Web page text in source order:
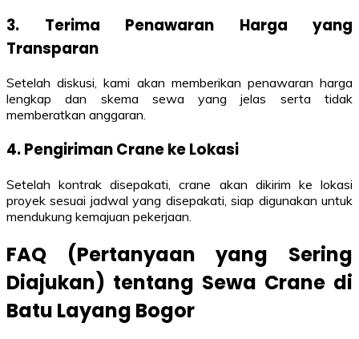
3. Terima Penawaran Harga yang
Transparan
Setelah diskusi, kami akan memberikan penawaran harga
lengkap dan skema sewa yang jelas serta tidak
memberatkan anggaran.
4. Pengiriman Crane ke Lokasi
Setelah kontrak disepakati, crane akan dikirim ke lokasi
proyek sesuai jadwal yang disepakati, siap digunakan untuk
mendukung kemajuan pekerjaan.
FAQ (Pertanyaan yang Sering
Diajukan) tentang Sewa Crane di
Batu Layang Bogor